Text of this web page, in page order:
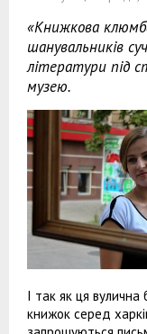
«Книжкова
шанувальників
літератури під
музею.
І так як ця вулична
книжок серед